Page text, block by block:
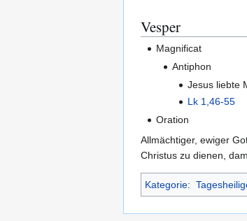
Vesper
Magnificat
Antiphon
Jesus liebte
Lk 1,46-55
Oration
Allmächtiger, ewiger
Christus zu dienen,
Kategorie: